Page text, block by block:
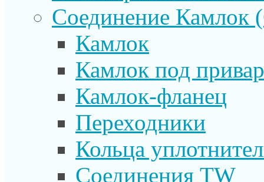
Соединение Камлок
Камлок
Камлок под
Камлок-фланец
Переходники
Кольца
Соединения TW